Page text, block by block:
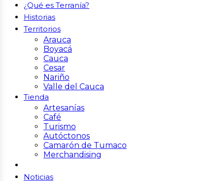
¿Qué es Terranía?
Historias
Territorios
Arauca
Boyacá
Cauca
Cesar
Nariño
Valle del Cauca
Tienda
Artesanías
Café
Turismo
Autóctonos
Camarón de Tumaco
Merchandising
Noticias